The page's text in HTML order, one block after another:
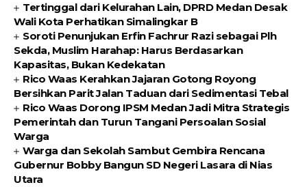
Tertinggal dari Kelurahan Lain, DPRD Medan Desak
Wali Kota Perhatikan Simalingkar B
Soroti Penunjukan Erfin Fachrur Razi sebagai Plh
Sekda, Muslim Harahap: Harus Berdasarkan
Kapasitas, Bukan Kedekatan
Rico Waas Kerahkan Jajaran Gotong Royong
Bersihkan Parit Jalan Taduan dari Sedimentasi Tebal
Rico Waas Dorong IPSM Medan Jadi Mitra Strategis
Pemerintah dan Turun Tangani Persoalan Sosial
Warga
Warga dan Sekolah Sambut Gembira Rencana
Gubernur Bobby Bangun SD Negeri Lasara di Nias
Utara